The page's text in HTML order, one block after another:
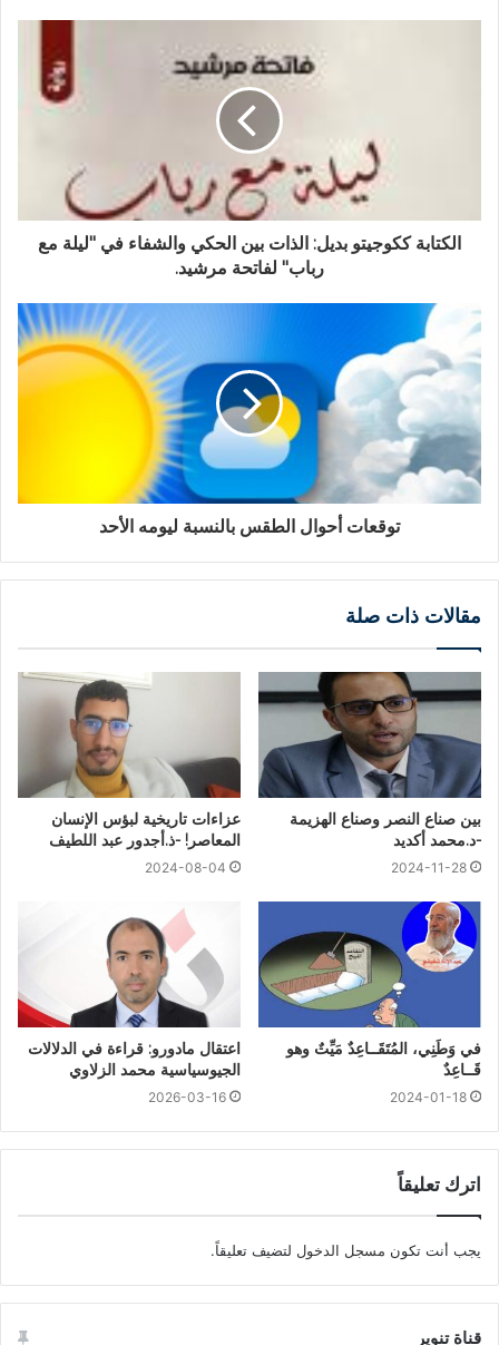
الكتابة ككوجيتو بديل: الذات بين الحكي والشفاء في "ليلة مع
رباب" لفاتحة مرشيد.
توقعات أحوال الطقس بالنسبة ليومه الأحد
مقالات ذات صلة
بين صناع النصر وصناع الهزيمة
-د.محمد أكديد
2024-11-28
عزاءات تاريخية لبؤس الإنسان
المعاصر! -ذ.أجدور عبد اللطيف
2024-08-04
في وَطَنِي، المُتَقَــاعِدٌ مَيِّتٌ وهو
قَــاعِدٌ
2024-01-18
اعتقال مادورو: قراءة في الدلالات
الجيوسياسية محمد الزلاوي
2026-03-16
اترك تعليقاً
يجب أنت تكون مسجل الدخول لتضيف تعليقاً.
قناة تنوير